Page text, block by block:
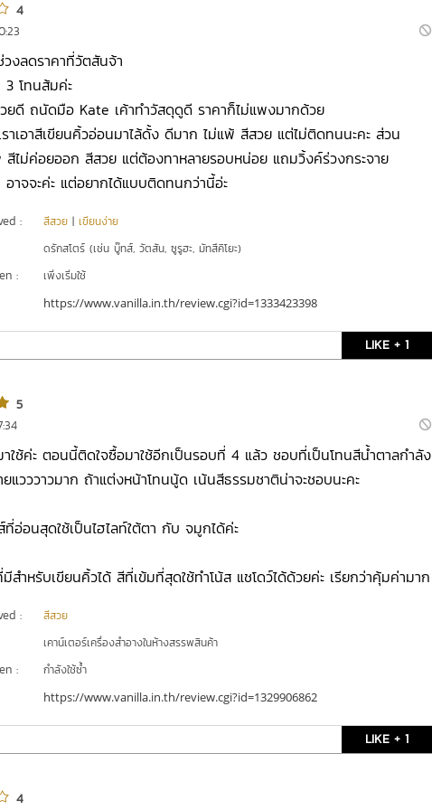
4
งลดราคาที่วัตสันจ้า
3 โทนส้มค่ะ
ยดี ถนัดมือ Kate เค้าทำวัสดุดูดี ราคาก็ไม่แพงมากด้วย
ราเอาสีเขียนคิ้วอ่อนมาไล้ดั้ง ดีมาก ไม่แพ้ สีสวย แต่ไม่ติดทนนะคะ ส่วน
สีไม่ค่อยออก สีสวย แต่ต้องทาหลายรอบหน่อย แถมวิ้งค์ร่วงกระจาย
อาจจะค่ะ แต่อยากได้แบบติดทนกว่านี้อ่ะ
: สีสวย | เขียนง่าย
ดรักสโตร์ (เช่น บู๊ทส์, วัตสัน, ซูรูฮะ, มัทสึคิโยะ)
: เพิ่งเริ่มใช้
https://www.vanilla.in.th/review.cgi?id=1333423398
LIKE + 1
5
ใช้ค่ะ ตอนนี้ติดใจซื้อมาใช้อีกเป็นรอบที่ 4 แล้ว ชอบที่เป็นโทนสีน้ำตาลกำลัง
แวววาวมาก ถ้าแต่งหน้าโทนนู้ด เน้นสีธรรมชาติน่าจะชอบนะคะ
ที่อ่อนสุดใช้เป็นไฮไลท์ใต้ตา กับ จมูกได้ค่ะ
สำหรับเขียนคิ้วได้ สีที่เข้มที่สุดใช้ทำโน้ส แชโดว์ได้ด้วยค่ะ เรียกว่าคุ้มค่ามาก
: สีสวย
เคาน์เตอร์เครื่องสำอางในห้างสรรพสินค้า
: กำลังใช้ซ้ำ
https://www.vanilla.in.th/review.cgi?id=1329906862
LIKE + 1
4